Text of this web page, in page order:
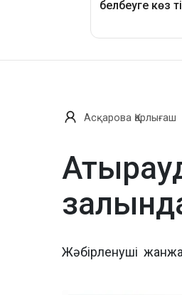
Асқарова Қарлығаш
Жәбірленуші